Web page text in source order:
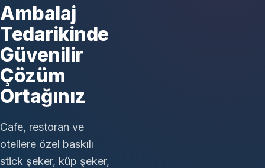
Ambalaj
Tedarikinde
Güvenilir
Çözüm
Ortağınız
Cafe, restoran ve
otellere özel baskılı
stick şeker, küp şeker,